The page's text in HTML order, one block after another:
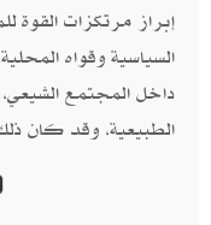
إبراز مرتكزات القوة
السياسية وقواه
داخل المجتمع
الطبيعية، وقد كان